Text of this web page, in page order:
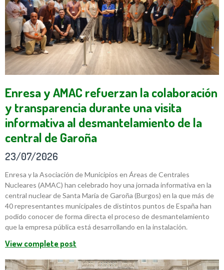
Enresa y AMAC refuerzan la colaboración
y transparencia durante una visita
informativa al desmantelamiento de la
central de Garoña
23/07/2026
Enresa y la Asociación de Municipios en Áreas de Centrales
Nucleares (AMAC) han celebrado hoy una jornada informativa en la
central nuclear de Santa María de Garoña (Burgos) en la que más de
40 representantes municipales de distintos puntos de España han
podido conocer de forma directa el proceso de desmantelamiento
que la empresa pública está desarrollando en la instalación.
View complete post